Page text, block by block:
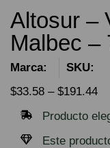
Altosur –
Malbec –
Marca:
SKU:
$33.58 – $191.44
Producto
Este